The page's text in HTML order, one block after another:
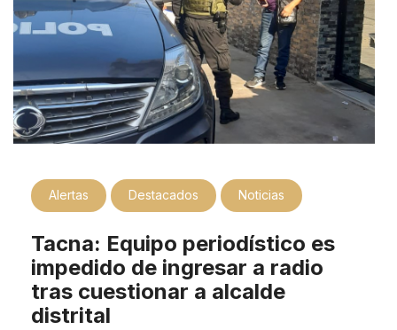
Alertas Destacados Noticias
Tacna: Equipo periodístico es
impedido de ingresar a radio
tras cuestionar a alcalde
distrital